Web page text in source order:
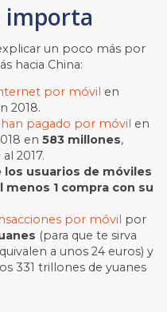
importa
un poco más por
hacia China:
por móvil en
2018.
pagado por móvil en
en583 millones,
2017.
los usuarios de móviles
1 compra con su
por móvil por
(para que te sirva
a unos 24 euros) y
331 trillones de yuanes